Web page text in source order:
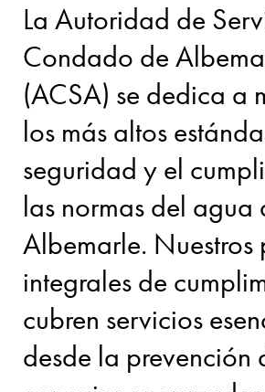
La Autoridad de
Condado de
(ACSA) se dedica a
los más altos
seguridad y el
las normas del agua
Albemarle. Nuestros
integrales de
cubren servicios
desde la prevención